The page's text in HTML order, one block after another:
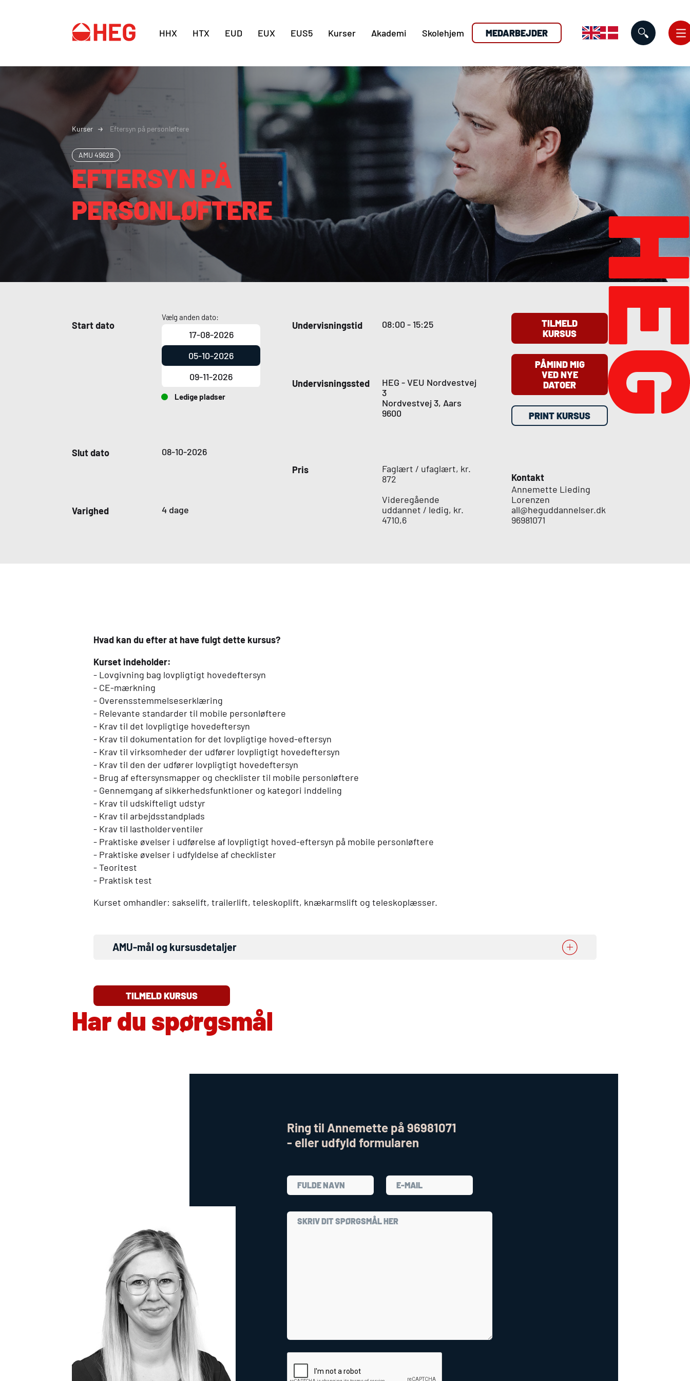
HHX HTX EUD EUX EUS5 Kurser Akademi Skolehjem MEDARBEJDER
Kurser Eftersyn på personløftere
AMU 49628
EFTERSYN PÅ
PERSONLØFTERE
Start dato
Vælg anden dato:
17-08-2026
05-10-2026
09-11-2026
Ledige pladser
Slut dato 08-10-2026
Varighed 4 dage
Undervisningstid 08:00 - 15:25
Undervisningssted HEG -VEU Nordvestvej
3
Nordvestvej 3, Aars
9600
Pris
Faglært / ufaglært, kr.
872
Videregående
uddannet / ledig, kr.
4710,6
TILMELD
KURSUS
PÅMIND MIG
VED NYE
DATOER
PRINT KURSUS
Kontakt
Annemette Lieding
Lorenzen
all@heguddannelser.dk
96981071
Hvad kan du efter at have fulgt dette kursus?
Kurset indeholder:
- Lovgivning bag lovpligtigt hovedeftersyn
- CE-mærkning
- Overensstemmelseserklæring
- Relevante standarder til mobile personløftere
- Krav til det lovpligtige hovedeftersyn
- Krav til dokumentation for det lovpligtige hoved-eftersyn
- Krav til virksomheder der udfører lovpligtigt hovedeftersyn
- Krav til den der udfører lovpligtigt hovedeftersyn
- Brug af eftersynsmapper og checklister til mobile personløftere
- Gennemgang af sikkerhedsfunktioner og kategori inddeling
- Krav til udskifteligt udstyr
- Krav til arbejdsstandplads
- Krav til lastholderventiler
- Praktiske øvelser i udførelse af lovpligtigt hoved-eftersyn på mobile personløftere
- Praktiske øvelser i udfyldelse af checklister
- Teoritest
- Praktisk test
Kurset omhandler: sakselift, trailerlift, teleskoplift, knækarmslift og teleskoplæsser.
AMU-mål og kursusdetaljer
TILMELD KURSUS
Har du spørgsmål
Ring til Annemette på 96981071
- eller udfyld formularen